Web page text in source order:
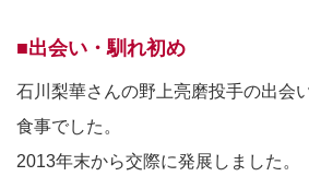
■出会い・馴れ初め
石川梨華さんの野上亮磨投手の出会
食事でした。
2013年末から交際に発展しました。